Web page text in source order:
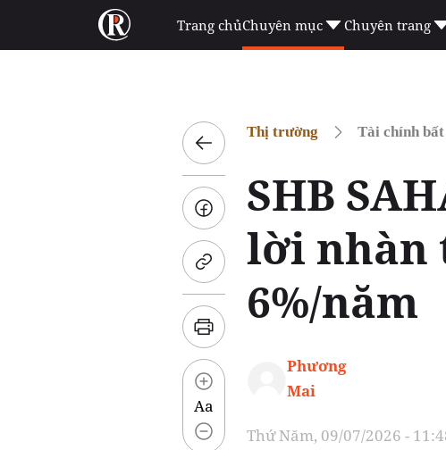
Trang chủChuyên mục Chuyên trang
Aa
Thị trường Tài chính bất
SHB
lời nhàn
6%/năm
Phương
Mai
Thứ Năm, 09/07/2026 -